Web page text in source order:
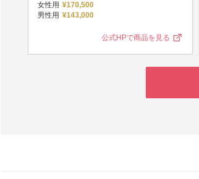
女性用 ¥170,500
男性用 ¥143,000
公式HPで商品を見る